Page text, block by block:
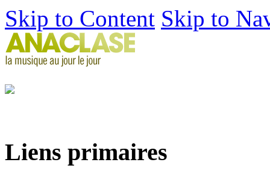
Skip to Content Skip to
Liens primaires